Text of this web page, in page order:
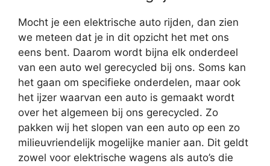
Mocht je een elektrische auto rijden, dan zien
we meteen dat je in dit opzicht het met ons
eens bent. Daarom wordt bijna elk onderdeel
van een auto wel gerecycled bij ons. Soms kan
het gaan om specifieke onderdelen, maar ook
het ijzer waarvan een auto is gemaakt wordt
over het algemeen bij ons gerecycled. Zo
pakken wij het slopen van een auto op een zo
milieuvriendelijk mogelijke manier aan. Dit geldt
zowel voor elektrische wagens als auto’s die